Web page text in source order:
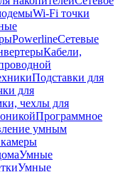
Wi-Fi точки
PowerlineСетевые
Кабели,
Подставки для
для
чехлы для
Программное
умным
Умные
Умные